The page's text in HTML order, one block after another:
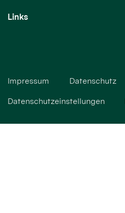
Links
Impressum Datenschutz
Datenschutzeinstellungen